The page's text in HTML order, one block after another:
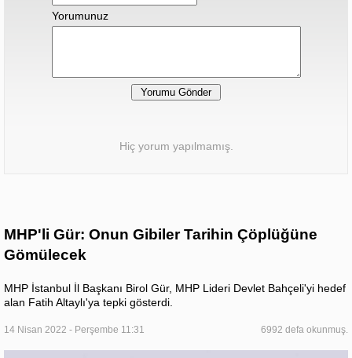
Yorumunuz
Hiç yorum yapılmamış.
MHP'li Gür: Onun Gibiler Tarihin Çöplüğüne
Gömülecek
MHP İstanbul İl Başkanı Birol Gür, MHP Lideri Devlet Bahçeli'yi hedef
alan Fatih Altaylı'ya tepki gösterdi.
14 Nisan 2022 - Perşembe 11:31 6992 defa okunmuş.